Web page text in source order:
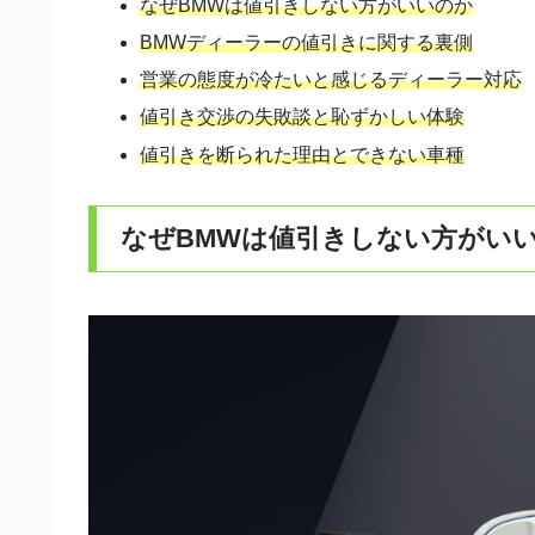
なぜBMWは値引きしない方がいいのか
BMWディーラーの値引きに関する裏側
営業の態度が冷たいと感じるディーラー対応
値引き交渉の失敗談と恥ずかしい体験
値引きを断られた理由とできない車種
なぜBMWは値引きしない方がい